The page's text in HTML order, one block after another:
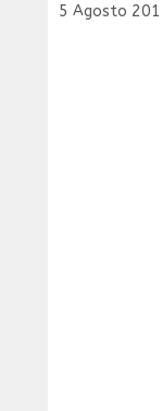
5 Agosto